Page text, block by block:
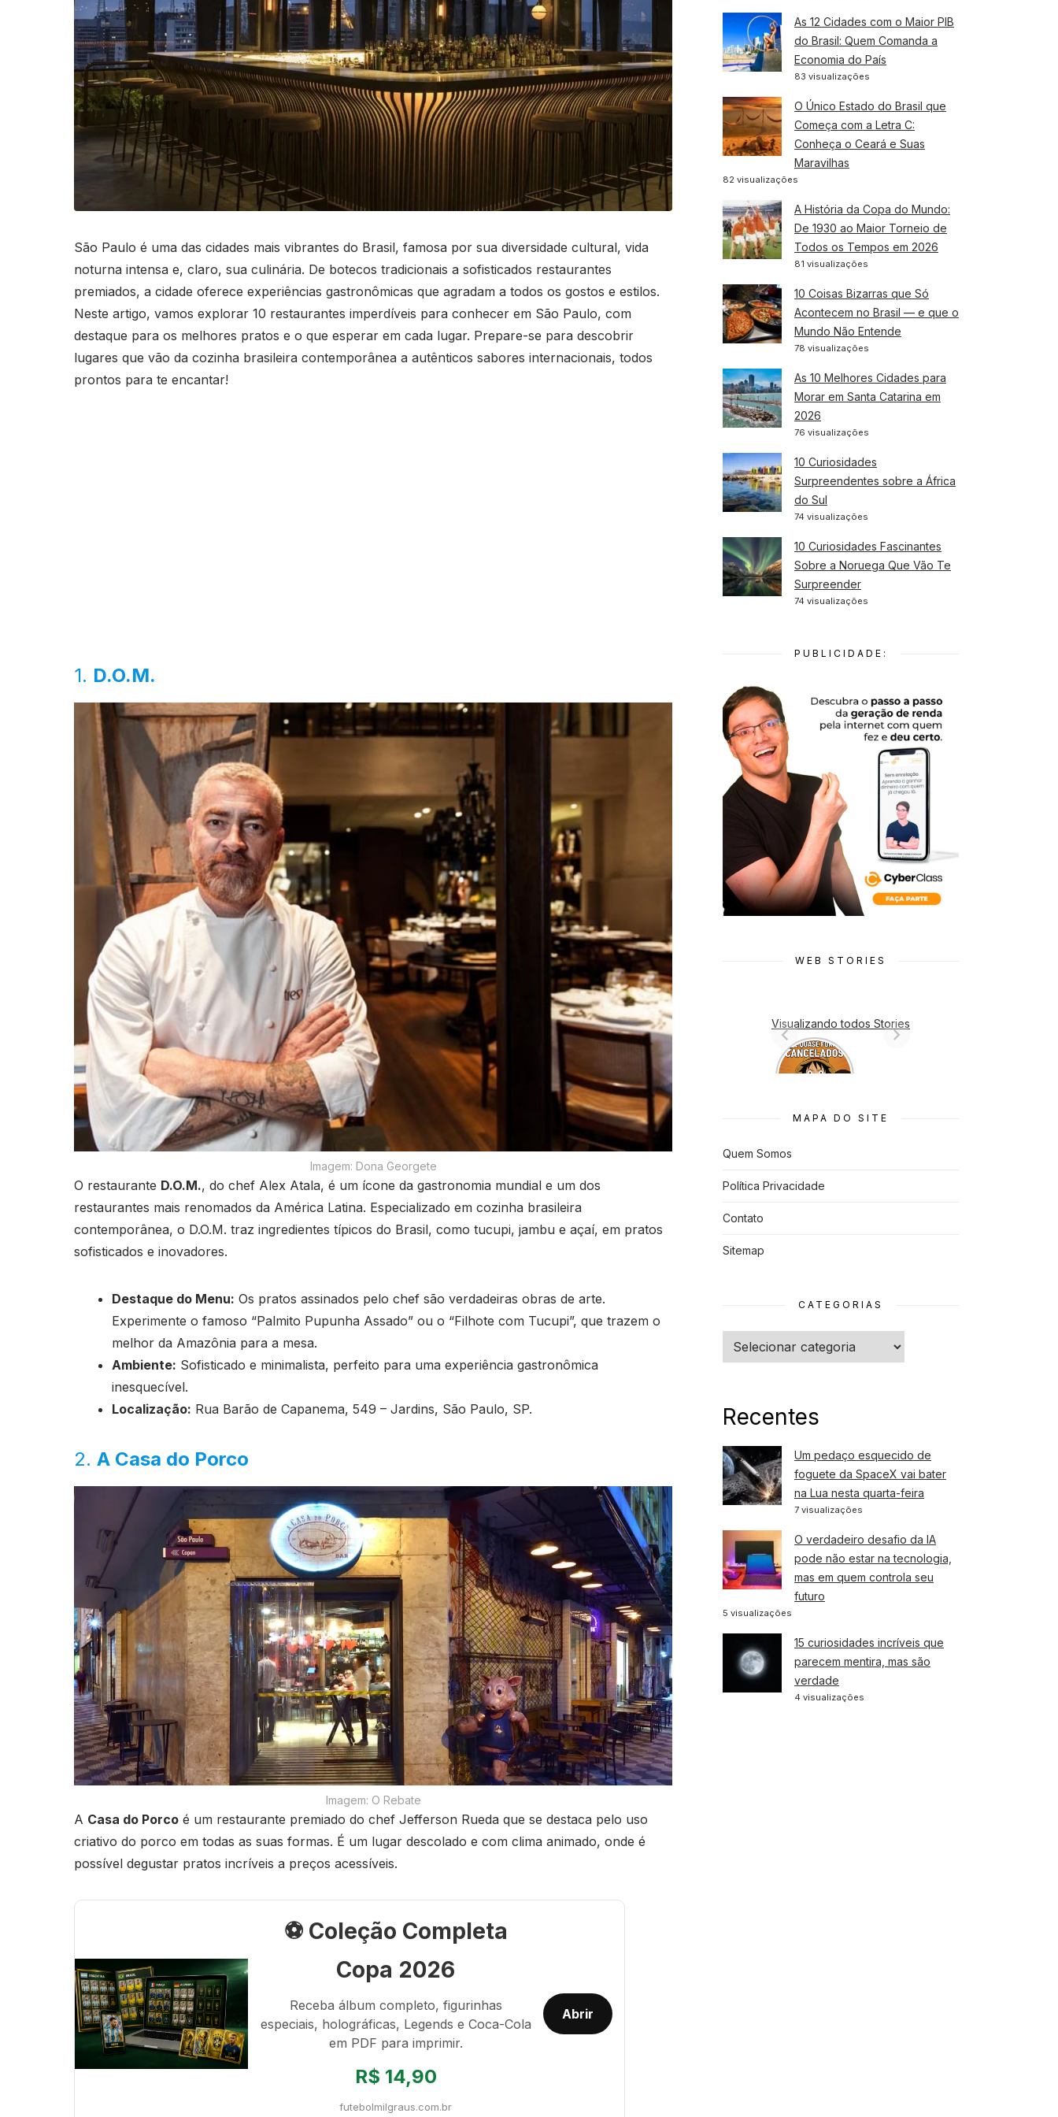
São Paulo é uma das cidades mais vibrantes do Brasil, famosa por sua diversidade cultural, vida
noturna intensa e, claro, sua culinária. De botecos tradicionais a sofisticados restaurantes
premiados, a cidade oferece experiências gastronômicas que agradam a todos os gostos e estilos.
Neste artigo, vamos explorar 10 restaurantes imperdíveis para conhecer em São Paulo, com
destaque para os melhores pratos e o que esperar em cada lugar. Prepare-se para descobrir
lugares que vão da cozinha brasileira contemporânea a autênticos sabores internacionais, todos
prontos para te encantar!
1. D.O.M.
Imagem: Dona Georgete
O restaurante D.O.M., do chef Alex Atala, é um ícone da gastronomia mundial e um dos
restaurantes mais renomados da América Latina. Especializado em cozinha brasileira
contemporânea, o D.O.M. traz ingredientes típicos do Brasil, como tucupi, jambu e açaí, em pratos
sofisticados e inovadores.
Destaque do Menu: Os pratos assinados pelo chef são verdadeiras obras de arte.
Experimente o famoso “Palmito Pupunha Assado” ou o “Filhote com Tucupi”, que trazem o
melhor da Amazônia para a mesa.
Ambiente: Sofisticado e minimalista, perfeito para uma experiência gastronômica
inesquecível.
Localização: Rua Barão de Capanema, 549 – Jardins, São Paulo, SP.
2. A Casa do Porco
Imagem: O Rebate
A Casa do Porco é um restaurante premiado do chef Jefferson Rueda que se destaca pelo uso
criativo do porco em todas as suas formas. É um lugar descolado e com clima animado, onde é
possível degustar pratos incríveis a preços acessíveis.
⚽ Coleção Completa
Copa 2026
Receba álbum completo, figurinhas
especiais, holográficas, Legends e Coca-Cola
em PDF para imprimir.
R$ 14,90
futebolmilgraus.com.br
Abrir
As 12 Cidades com o Maior PIB
do Brasil: Quem Comanda a
Economia do País
83 visualizações
O Único Estado do Brasil que
Começa com a Letra C:
Conheça o Ceará e Suas
Maravilhas
82 visualizações
A História da Copa do Mundo:
De 1930 ao Maior Torneio de
Todos os Tempos em 2026
81 visualizações
10 Coisas Bizarras que Só
Acontecem no Brasil — e que o
Mundo Não Entende
78 visualizações
As 10 Melhores Cidades para
Morar em Santa Catarina em
2026
76 visualizações
10 Curiosidades
Surpreendentes sobre a África
do Sul
74 visualizações
10 Curiosidades Fascinantes
Sobre a Noruega Que Vão Te
Surpreender
74 visualizações
PUBLICIDADE:
WEB STORIES
Visualizando todos Stories
7 Animes
que quase
MAPA DO SITE
Quem Somos
Política Privacidade
Contato
Sitemap
CATEGORIAS
Categorias
Recentes
Um pedaço esquecido de
foguete da SpaceX vai bater
na Lua nesta quarta-feira
7 visualizações
O verdadeiro desafio da IA
pode não estar na tecnologia,
mas em quem controla seu
futuro
5 visualizações
15 curiosidades incríveis que
parecem mentira, mas são
verdade
4 visualizações